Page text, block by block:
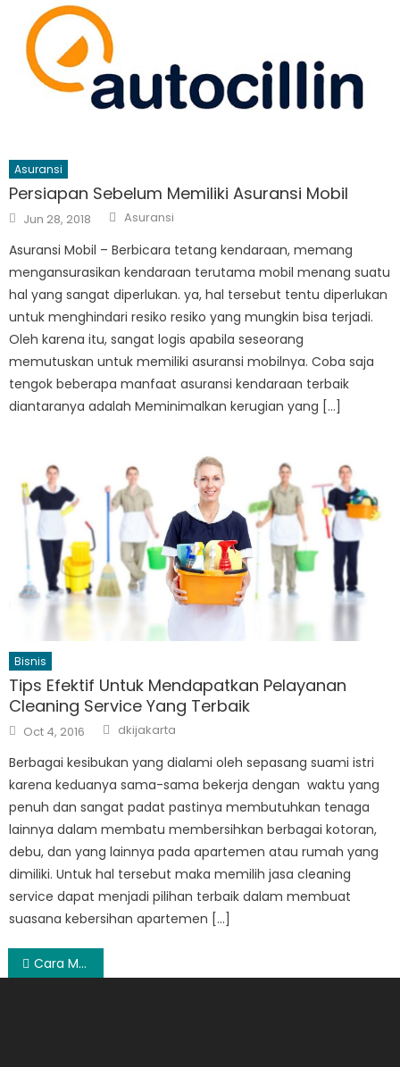
Asuransi
Persiapan Sebelum Memiliki Asuransi Mobil
Posted
on
Jun 28, 2018 Author
Asuransi
Asuransi Mobil – Berbicara tetang kendaraan, memang
mengansurasikan kendaraan terutama mobil menang suatu
hal yang sangat diperlukan. ya, hal tersebut tentu diperlukan
untuk menghindari resiko resiko yang mungkin bisa terjadi.
Oleh karena itu, sangat logis apabila seseorang
memutuskan untuk memiliki asuransi mobilnya. Coba saja
tengok beberapa manfaat asuransi kendaraan terbaik
diantaranya adalah Meminimalkan kerugian yang […]
Bisnis
Tips Efektif Untuk Mendapatkan Pelayanan
Cleaning Service Yang Terbaik
Posted
on
Oct 4, 2016 Author
dkijakarta
Berbagai kesibukan yang dialami oleh sepasang suami istri
karena keduanya sama-sama bekerja dengan waktu yang
penuh dan sangat padat pastinya membutuhkan tenaga
lainnya dalam membatu membersihkan berbagai kotoran,
debu, dan yang lainnya pada apartemen atau rumah yang
dimiliki. Untuk hal tersebut maka memilih jasa cleaning
service dapat menjadi pilihan terbaik dalam membuat
suasana kebersihan apartemen […]
Post
Cara Menjaga Kesehatan Reproduksi Wanita